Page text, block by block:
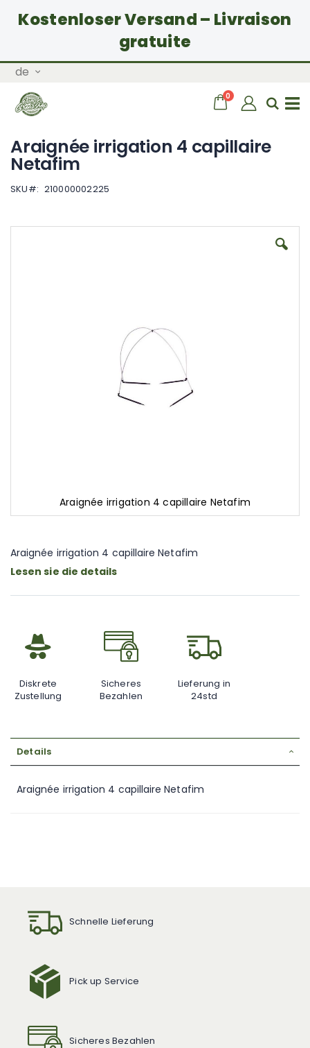
Kostenloser Versand – Livraison
gratuite
Zum
springen
Sprache
de
Wagen
0 Artikel
Zum
Araignée irrigation 4 capillaire Netafim
der
Bildgalerie
springen
Araignée irrigation 4 capillaire
Netafim
SKU 210000002225
Araignée irrigation 4 capillaire Netafim
Lesen sie die details
Diskrete
Zustellung
Sicheres
Bezahlen
Lieferung in
24std
Details
Araignée irrigation 4 capillaire Netafim
Schnelle Lieferung
Pick up Service
Sicheres Bezahlen